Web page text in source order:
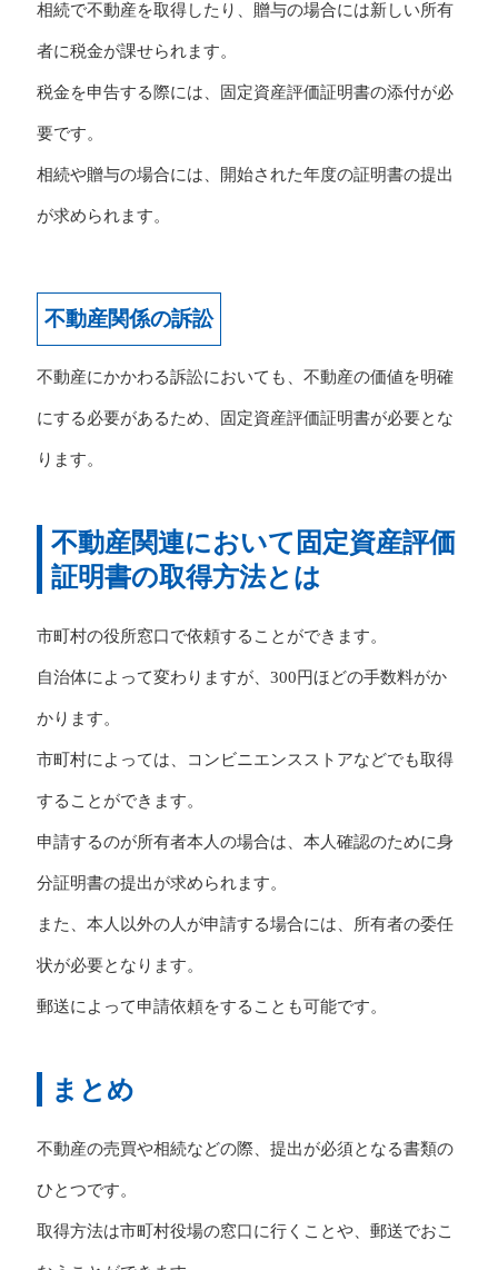
相続で不動産を取得したり、贈与の場合には新しい所有
者に税金が課せられます。
税金を申告する際には、固定資産評価証明書の添付が必
要です。
相続や贈与の場合には、開始された年度の証明書の提出
が求められます。
不動産関係の訴訟
不動産にかかわる訴訟においても、不動産の価値を明確
にする必要があるため、固定資産評価証明書が必要とな
ります。
不動産関連において固定資産評価
証明書の取得方法とは
市町村の役所窓口で依頼することができます。
自治体によって変わりますが、300円ほどの手数料がか
かります。
市町村によっては、コンビニエンスストアなどでも取得
することができます。
申請するのが所有者本人の場合は、本人確認のために身
分証明書の提出が求められます。
また、本人以外の人が申請する場合には、所有者の委任
状が必要となります。
郵送によって申請依頼をすることも可能です。
まとめ
不動産の売買や相続などの際、提出が必須となる書類の
ひとつです。
取得方法は市町村役場の窓口に行くことや、郵送でおこ